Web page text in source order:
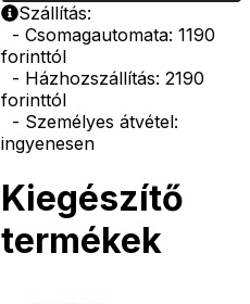
Szállítás:
- Csomagautomata: 1190
forinttól
- Házhozszállítás: 2190
forinttól
- Személyes átvétel:
ingyenesen
Kiegészítő
termékek